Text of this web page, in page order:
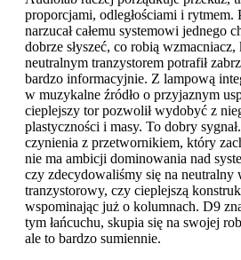
proporcjami, odległościami i rytmem.
narzucał całemu systemowi jednego
dobrze słyszeć, co robią
neutralnym tranzystorem potrafił
bardzo informacyjnie. Z lampową
w muzykalne źródło o przyjaznym
cieplejszy tor pozwolił wydobyć z
plastyczności i masy. To dobry
czynienia z przetwornikiem, który
nie ma ambicji dominowania nad
czy zdecydowaliśmy się na neutralny
tranzystorowy, czy cieplejszą
wspominając już o kolumnach. D9
tym łańcuchu, skupia się na swojej
ale to bardzo sumiennie.